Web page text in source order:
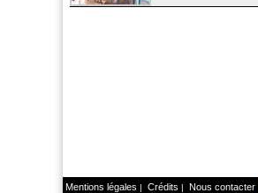
Mentions légales | Crédits | Nous contacter